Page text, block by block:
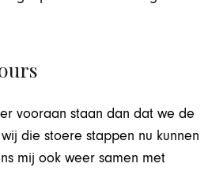
vooraan staan dan dat we de
die stoere stappen nu kunnen
mij ook weer samen met